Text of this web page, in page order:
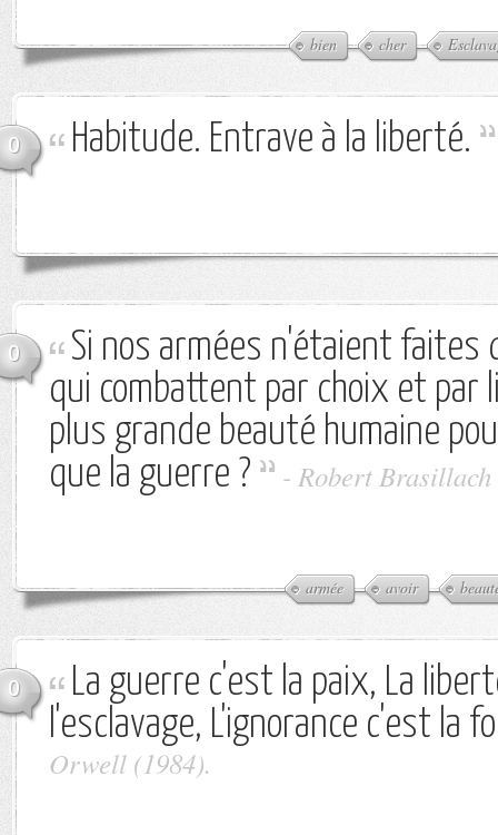
bien cher
0 Habitude. Entrave à la liberté.
0
Si nos armées n'étaient faites
qui combattent par choix et par
plus grande beauté humaine
que la guerre ?
- Robert Brasillach
armée avoir
0
La guerre c'est la paix, La
l'esclavage, L'ignorance c'est la
Orwell (1984).